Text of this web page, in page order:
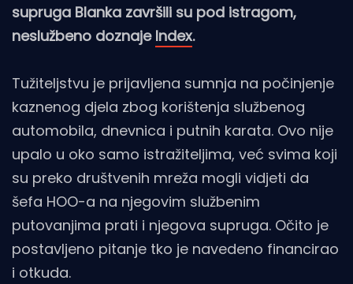
supruga Blanka završili su pod istragom,
neslužbeno doznaje Index.
Tužiteljstvu je prijavljena sumnja na počinjenje
kaznenog djela zbog korištenja službenog
automobila, dnevnica i putnih karata. Ovo nije
upalo u oko samo istražiteljima, već svima koji
su preko društvenih mreža mogli vidjeti da
šefa HOO-a na njegovim službenim
putovanjima prati i njegova supruga. Očito je
postavljeno pitanje tko je navedeno financirao
i otkuda.